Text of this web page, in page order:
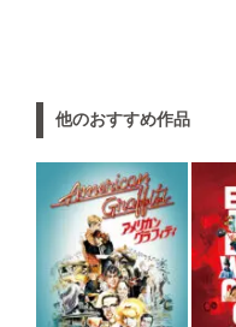
他のおすすめ作品